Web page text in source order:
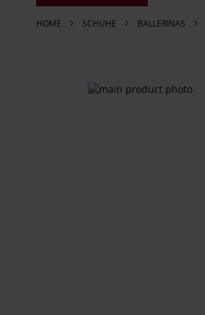
HOME SCHUHE BALLERINAS